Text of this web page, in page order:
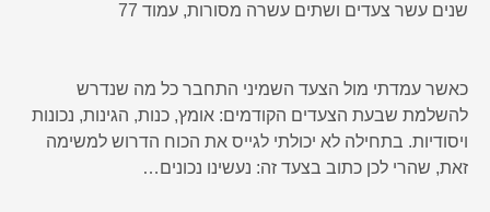
שנים עשר צעדים ושתים עשרה מסורות, עמוד 77
כאשר עמדתי מול הצעד השמיני התחבר כל מה שנדרש
להשלמת שבעת הצעדים הקודמים: אומץ, כנות, הגינות, נכונות
ויסודיות. בתחילה לא יכולתי לגייס את הכוח הדרוש למשימה
זאת, שהרי לכן כתוב בצעד זה: נעשינו נכונים…